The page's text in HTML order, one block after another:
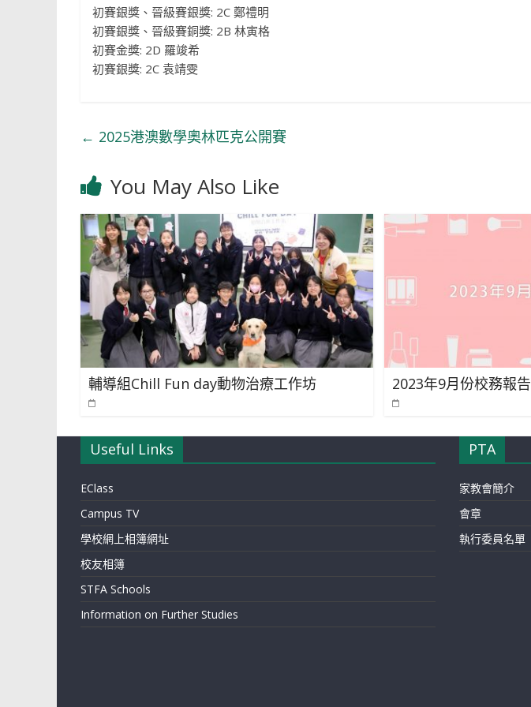
初賽銀獎、晉級賽銀獎: 2C 鄭禮明
初賽銀獎、晉級賽銅獎: 2B 林寅格
初賽金獎: 2D 羅竣希
初賽銀獎: 2C 袁靖雯
← 2025港澳數學奧林匹克公開賽
You May Also Like
輔導組Chill Fun day動物治療工作坊 2023年9月份校務報告
Useful Links
EClass
Campus TV
學校網上相簿網址
校友相簿
STFA Schools
Information on Further Studies
PTA
家教會簡介
會章
執行委員名單